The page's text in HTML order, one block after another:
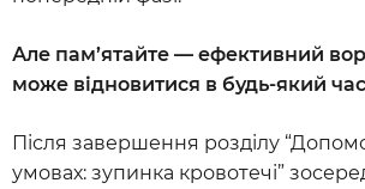
Але пам’ятайте — ефективний
може відновитися в будь-який
Після завершення розділу
умовах: зупинка кровотечі”